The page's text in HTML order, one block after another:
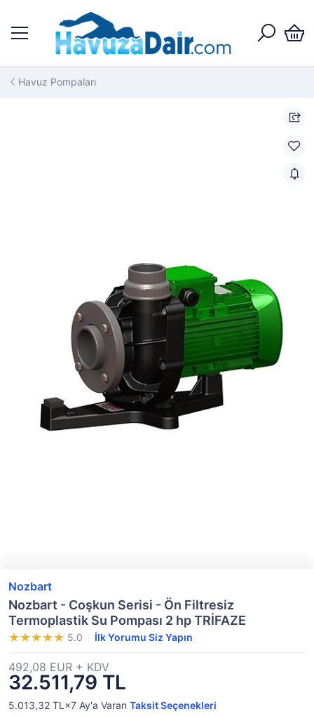
Havuz Pompaları
Nozbart
Nozbart - Coşkun Serisi - Ön Filtresiz
Termoplastik Su Pompası 2 hp TRİFAZE
5.0 İlk Yorumu Siz Yapın
32.511,79 TL
492,08 EUR + KDV
5.013,32 TL×7 Ay'a Varan Taksit Seçenekleri